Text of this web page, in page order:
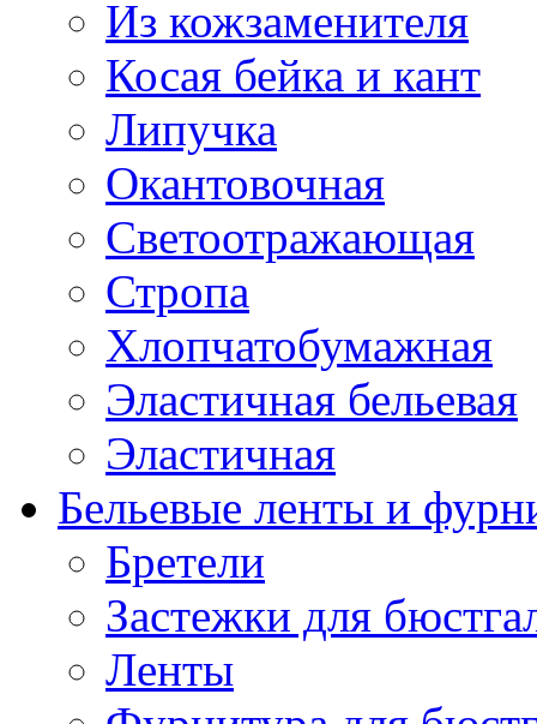
Из кожзаменителя
Косая бейка и кант
Липучка
Окантовочная
Светоотражающая
Стропа
Хлопчатобумажная
Эластичная бельевая
Эластичная
Бельевые ленты и
Бретели
Застежки для
Ленты